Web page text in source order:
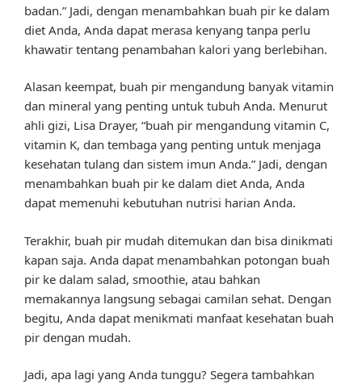
badan.” Jadi, dengan menambahkan buah pir ke dalam
diet Anda, Anda dapat merasa kenyang tanpa perlu
khawatir tentang penambahan kalori yang berlebihan.
Alasan keempat, buah pir mengandung banyak vitamin
dan mineral yang penting untuk tubuh Anda. Menurut
ahli gizi, Lisa Drayer, “buah pir mengandung vitamin C,
vitamin K, dan tembaga yang penting untuk menjaga
kesehatan tulang dan sistem imun Anda.” Jadi, dengan
menambahkan buah pir ke dalam diet Anda, Anda
dapat memenuhi kebutuhan nutrisi harian Anda.
Terakhir, buah pir mudah ditemukan dan bisa dinikmati
kapan saja. Anda dapat menambahkan potongan buah
pir ke dalam salad, smoothie, atau bahkan
memakannya langsung sebagai camilan sehat. Dengan
begitu, Anda dapat menikmati manfaat kesehatan buah
pir dengan mudah.
Jadi, apa lagi yang Anda tunggu? Segera tambahkan